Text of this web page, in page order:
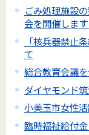
ごみ処理施設
会を開催します
「核兵器禁止
て
総合教育会議
ダイヤモンド
小美玉市女性
臨時福祉給付